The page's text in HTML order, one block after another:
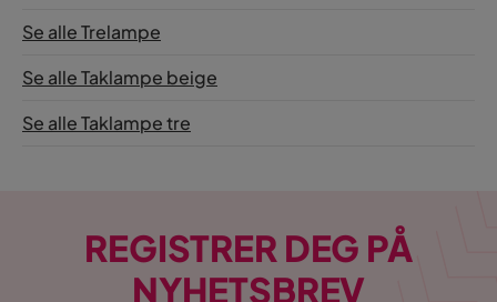
Se alle Trelampe
Se alle Taklampe beige
Se alle Taklampe tre
REGISTRER DEG PÅ
NYHETSBREV